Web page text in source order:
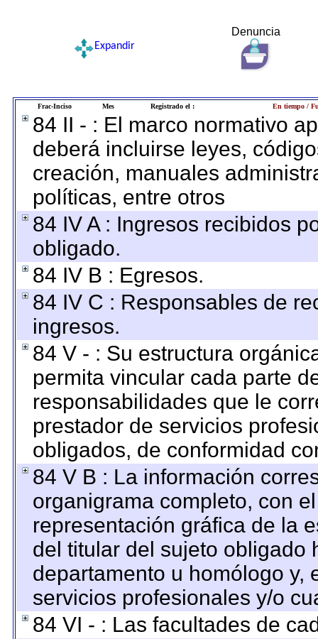
Denuncia
Expandir
Frac-Inciso Mes Registrado el : En tiempo /
84 II - : El marco normativo
deberá incluirse leyes,
creación, manuales
políticas, entre otros
84 IV A : Ingresos recibidos
obligado.
84 IV B : Egresos.
84 IV C : Responsables de
ingresos.
84 V - : Su estructura
permita vincular cada parte
responsabilidades que le
prestador de servicios
obligados, de conformidad
84 V B : La información
organigrama completo, con
representación gráfica de la
del titular del sujeto obligado
departamento u homólogo y,
servicios profesionales y/o
84 VI - : Las facultades de